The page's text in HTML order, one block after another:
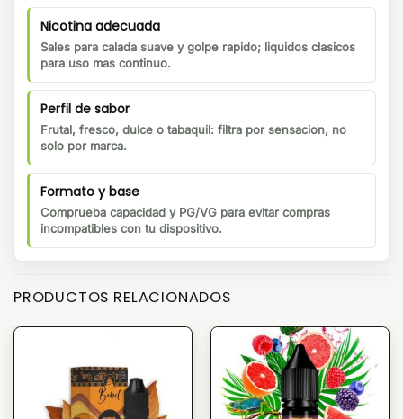
Nicotina adecuada
Sales para calada suave y golpe rapido; liquidos clasicos
para uso mas continuo.
Perfil de sabor
Frutal, fresco, dulce o tabaquil: filtra por sensacion, no
solo por marca.
Formato y base
Comprueba capacidad y PG/VG para evitar compras
incompatibles con tu dispositivo.
PRODUCTOS RELACIONADOS